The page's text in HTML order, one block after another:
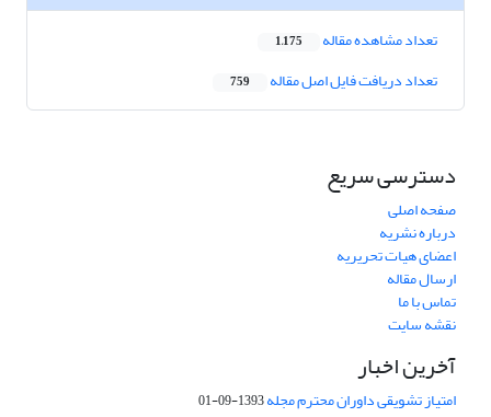
تعداد مشاهده مقاله 1,175
تعداد دریافت فایل اصل مقاله 759
دسترسی سریع
صفحه اصلی
درباره نشریه
اعضای هیات تحریریه
ارسال مقاله
تماس با ما
نقشه سایت
آخرین اخبار
امتیاز تشویقی داوران محترم مجله1393-09-01